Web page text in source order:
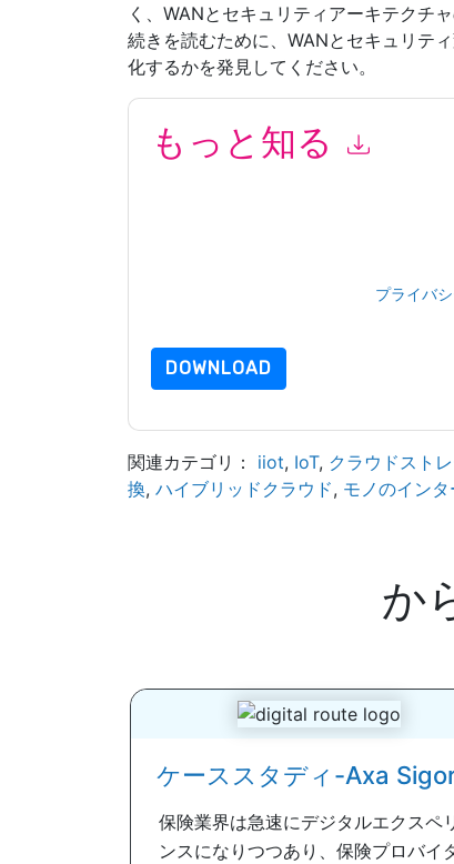
く、WANとセキュリティアーキテクチ
続きを読むために、WANとセキュリテ
化するかを発見してください。
もっと知る
プライバ
DOWNLOAD
関連カテゴリ： iiot, IoT, クラウドスト
換, ハイブリッドクラウド, モノのインタ
か
ケーススタディ-Axa
保険業界は急速にデジタルエクスペ
ンスになりつつあり、保険プロバイ